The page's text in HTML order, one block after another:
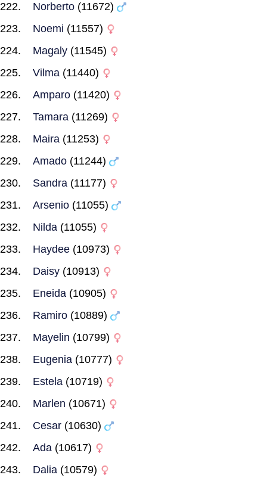
Norberto (11672)
Noemi (11557)
Magaly (11545)
Vilma (11440)
Amparo (11420)
Tamara (11269)
Maira (11253)
Amado (11244)
Sandra (11177)
Arsenio (11055)
Nilda (11055)
Haydee (10973)
Daisy (10913)
Eneida (10905)
Ramiro (10889)
Mayelin (10799)
Eugenia (10777)
Estela (10719)
Marlen (10671)
Cesar (10630)
Ada (10617)
Dalia (10579)